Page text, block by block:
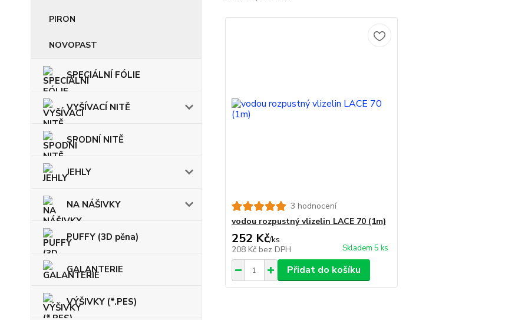
PIRON
NOVOPAST
SPECIÁLNÍ FÓLIE
VYŠÍVACÍ NITĚ
SPODNÍ NITĚ
JEHLY
NA NÁŠIVKY
PUFFY (3D pěna)
GALANTERIE
VÝŠIVKY (*.PES)
3 hodnocení
vodou rozpustný vlizelin LACE 70 (1m)
252 Kč/ks
208 Kč bez DPH Skladem 5 ks
Přidat do košíku